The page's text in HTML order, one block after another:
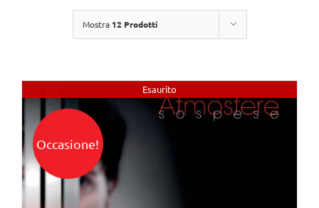
Mostra 12 Prodotti
Esaurito
Occasione!